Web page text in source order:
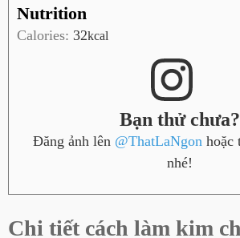
Nutrition
Calories: 32kcal
Bạn thử chưa?
Đăng ảnh lên @ThatLaNgon hoặc
nhé!
Chi tiết cách làm kim